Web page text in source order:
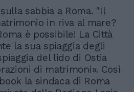
sabbia a Roma. "Il
in riva al mare?
è possibile! La Città
la sua spiaggia degli
del lido di Ostia
di matrimoni». Così
la sindaca di Roma